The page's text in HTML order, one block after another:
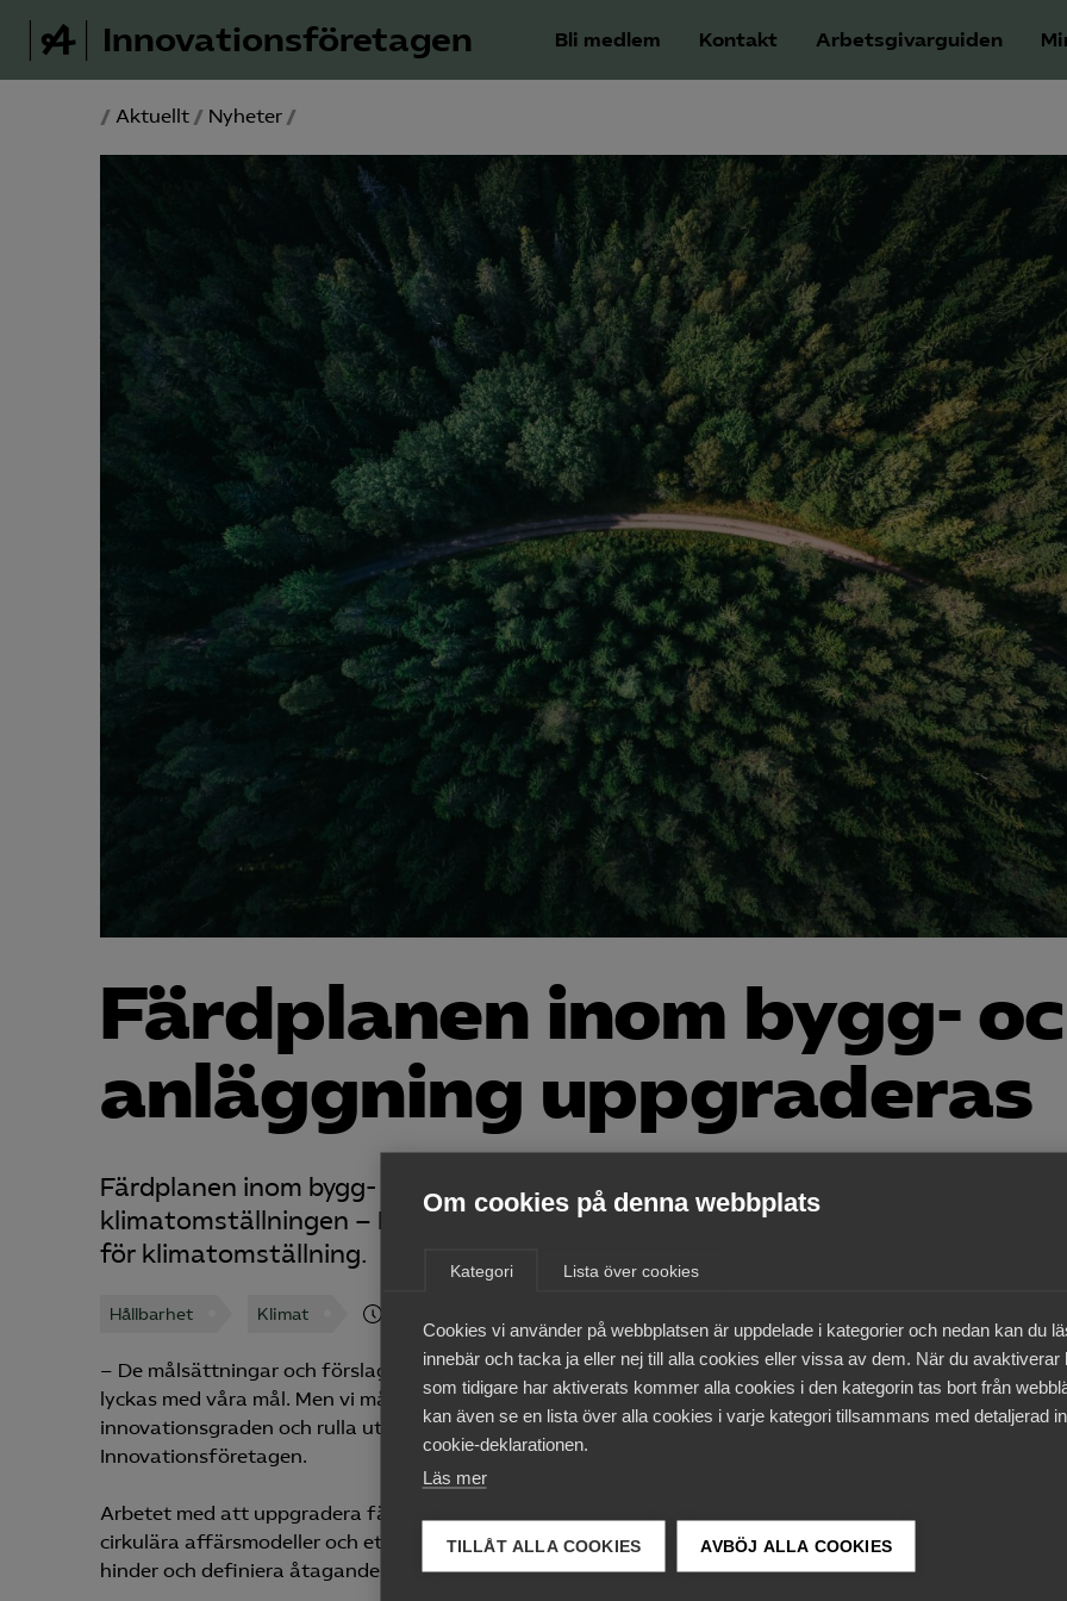
Innovations­företagen Bli medlem Kontakt Arbetsgivarguiden
/ Aktuellt / Nyheter /
Färdplanen inom bygg-
anläggning uppgraderas
Färdplanen inom bygg- och anläggning uppgraderas för att öka tempot i
klimatomställningen – Ny lagstiftning och pågående energikris har ökat
för klimatomställning.
Hållbarhet Klimat
– De målsättningar och förslag på åtgärder vi tog fram 2018 är fortsatt relevanta. Och vi vet nu att vi
lyckas med våra mål. Men vi måste angripa utmaningarna från ett större systemperspektiv, öka
innovationsgraden och rulla ut befintliga lösningar i snabbare takt, säger Anders Persson,
Innovationsföretagen.
Arbetet med att uppgradera färdplanen pågår och lansering sker i december. Inriktningen är ett ökat
cirkulära affärsmodeller och ett förtydligat budskap till politiken. Genom att visa på möjligheter,
hinder och definiera åtaganden är färdplanen branschens egen beskrivning av resan mot
Om cookies på denna webbplats
Kategori Lista över cookies
Cookies vi använder på webbplatsen är uppdelade i kategorier och nedan kan du
innebär och tacka ja eller nej till alla cookies eller vissa av dem. När du avaktiverar
som tidigare har aktiverats kommer alla cookies i den kategorin tas bort från
kan även se en lista över alla cookies i varje kategori tillsammans med detaljerad
cookie-deklarationen.
Läs mer
TILLÅT ALLA COOKIES AVBÖJ ALLA COOKIES